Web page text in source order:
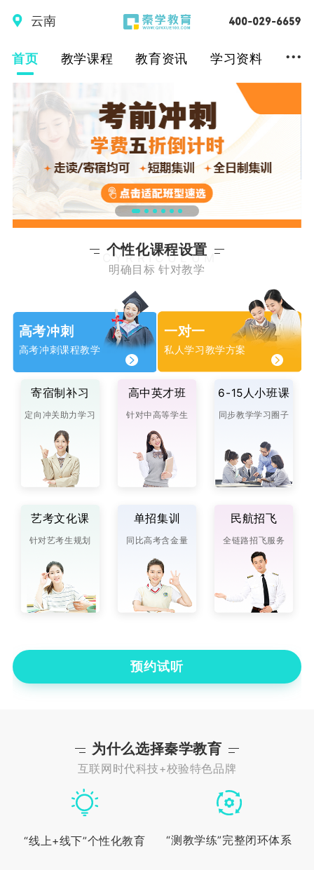
云南
首页 教学课程 教育资讯 学习资料 ...
个性化课程设置
CYRRICULUM
明确目标 针对教学
高考冲刺
高考冲刺课程教学
一对一
私人学习教学方案
寄宿制补习
定向冲关助力学习
高中英才班
针对中高等学生
6-15人小班课
同步教学学习圈子
艺考文化课
针对艺考生规划
单招集训
同比高考含金量
民航招飞
全链路招飞服务
预约试听
为什么选择秦学教育
互联网时代科技+校验特色品牌
“线上+线下”个性化教育 “测教学练”完整闭环体系